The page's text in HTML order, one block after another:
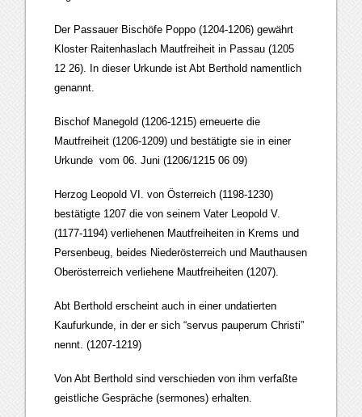
Der Passauer Bischöfe Poppo (1204-1206) gewährt
Kloster Raitenhaslach Mautfreiheit in Passau (1205
12 26). In dieser Urkunde ist Abt Berthold namentlich
genannt.
Bischof Manegold (1206-1215) erneuerte die
Mautfreiheit (1206-1209) und bestätigte sie in einer
Urkunde vom 06. Juni (1206/1215 06 09)
Herzog Leopold VI. von Österreich (1198-1230)
bestätigte 1207 die von seinem Vater Leopold V.
(1177-1194) verliehenen Mautfreiheiten in Krems und
Persenbeug, beides Niederösterreich und Mauthausen
Oberösterreich verliehene Mautfreiheiten (1207).
Abt Berthold erscheint auch in einer undatierten
Kaufurkunde, in der er sich “servus pauperum Christi”
nennt. (1207-1219)
Von Abt Berthold sind verschieden von ihm verfaßte
geistliche Gespräche (sermones) erhalten.